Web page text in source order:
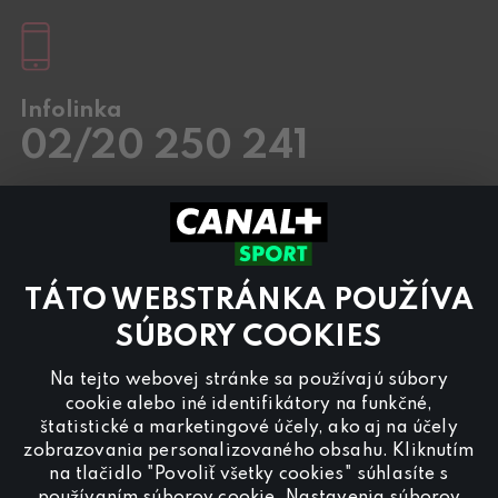
TÁTO WEBSTRÁNKA POUŽÍVA
SÚBORY COOKIES
Na tejto webovej stránke sa používajú súbory
cookie alebo iné identifikátory na funkčné,
štatistické a marketingové účely, ako aj na účely
zobrazovania personalizovaného obsahu. Kliknutím
na tlačidlo "Povoliť všetky cookies" súhlasíte s
Infolinka
02/20 250 241
8.00 – 18:00
Preinzerciu na programe CANAL+ Sportnás
kontaktujte nareklama@canalplus.cz
Našu redakciu kontaktujete na
redakce@canalplus.cz